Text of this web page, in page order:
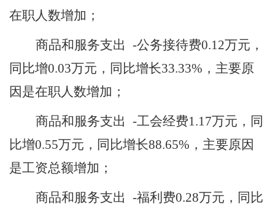
在职人数增加 ；
商品和服务支出 -公务接待费0.12万元，
同比增0.03万元，同比增长33.33%，主要原
因是在职人数增加 ；
商品和服务支出 -工会经费1.17万元，同
比增0.55万元，同比增长88.65%，主要原因
是工资总额增加 ；
商品和服务支出 -福利费0.28万元，同比